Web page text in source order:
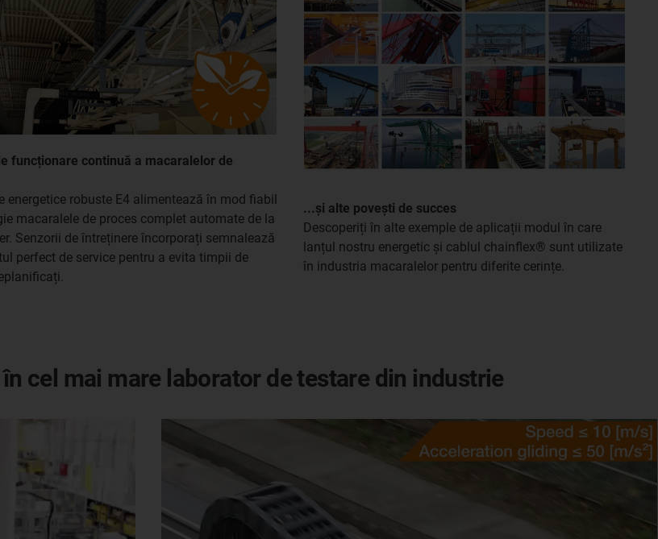
funcționare continuă a macaralelor de
energetice robuste E4 alimentează în mod fiabil
macaralele de proces complet automate de la
Senzorii de întreținere încorporați semnalează
perfect de service pentru a evita timpii de
...și alte povești de succes
Descoperiți în alte exemple de aplicații modul în care
lanțul nostru energetic și cablul chainflex® sunt utilizate
în industria macaralelor pentru diferite cerințe.
cel mai mare laborator de testare din industrie